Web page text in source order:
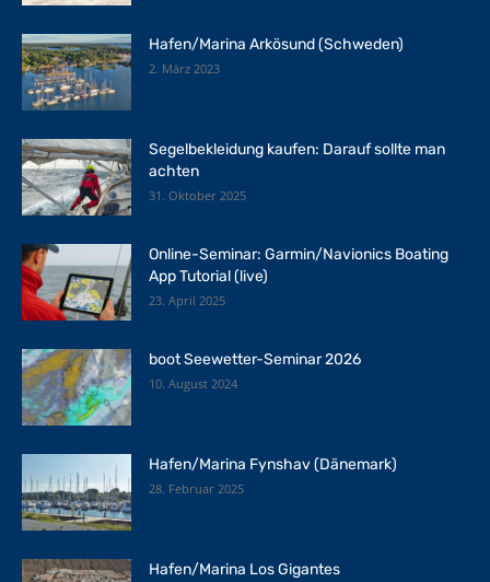
Hafen/Marina Arkösund (Schweden)
2. März 2023
Segelbekleidung kaufen: Darauf sollte man
achten
31. Oktober 2025
Online-Seminar: Garmin/Navionics Boating
App Tutorial (live)
23. April 2025
boot Seewetter-Seminar 2026
10. August 2024
Hafen/Marina Fynshav (Dänemark)
28. Februar 2025
Hafen/Marina Los Gigantes